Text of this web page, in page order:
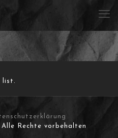
list.
Rechte vorbehalten